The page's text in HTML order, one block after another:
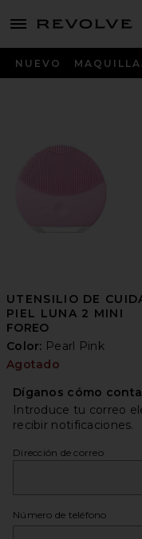
menu - shows more content
NUEVO
UTENSILIO DE
PIEL LUNA 2 MINI
FOREO
Color: Pearl Pink
Agotado
Díganos cómo
Introduce tu correo
recibir notificaciones.
Dirección de correo
Número de teléfono